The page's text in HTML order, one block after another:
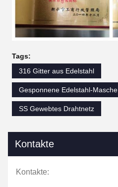
Tags:
316 Gitter aus Edelstahl
Gesponnene Edelstahl-Masche
SS Gewebtes Drahtnetz
Kontakte
Kontakte: